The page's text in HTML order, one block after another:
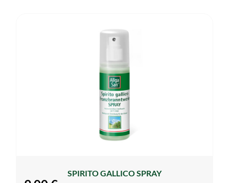
SPIRITO GALLICO SPRAY